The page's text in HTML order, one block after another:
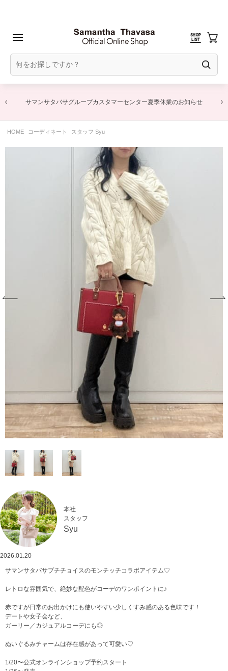
サマンサタバサグループカスタマーセンター夏季休業のお知らせ
HOME コーディネート スタッフ Syu
本社
スタッフ
Syu
2026.01.20
サマンサタバサプチチョイスのモンチッチコラボアイテム♡
レトロな雰囲気で、絶妙な配色がコーデのワンポイントに♪
赤ですが日常のお出かけにも使いやすい少しくすみ感のある色味です！
デートや女子会など、
ガーリー／カジュアルコーデにも◎
ぬいぐるみチャームは存在感があって可愛い♡
1/20〜公式オンラインショップ予約スタート